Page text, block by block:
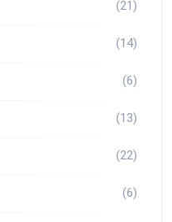
(21)
(14)
(6)
(13)
(22)
(6)